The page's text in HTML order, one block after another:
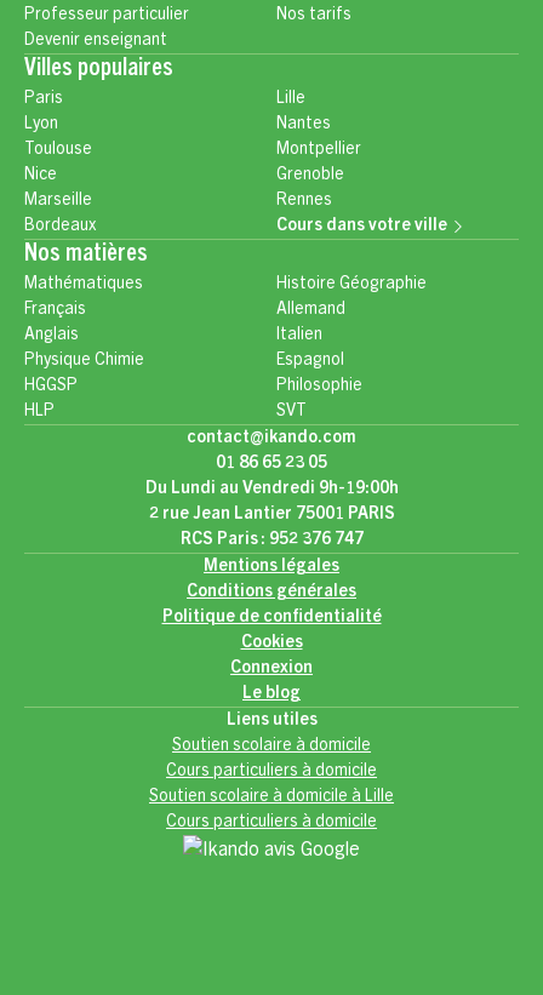
Professeur particulier
Devenir enseignant
Nos tarifs
Villes populaires
Paris
Lyon
Toulouse
Nice
Marseille
Bordeaux
Lille
Nantes
Montpellier
Grenoble
Rennes
Cours dans votre ville
Nos matières
Mathématiques
Français
Anglais
Physique Chimie
HGGSP
HLP
Histoire Géographie
Allemand
Italien
Espagnol
Philosophie
SVT
contact@ikando.com
01 86 65 23 05
Du Lundi au Vendredi 9h-19:00h
2 rue Jean Lantier 75001 PARIS
RCS Paris : 952 376 747
Mentions légales
Conditions générales
Politique de confidentialité
Cookies
Connexion
Le blog
Liens utiles
Soutien scolaire à domicile
Cours particuliers à domicile
Soutien scolaire à domicile à Lille
Cours particuliers à domicile